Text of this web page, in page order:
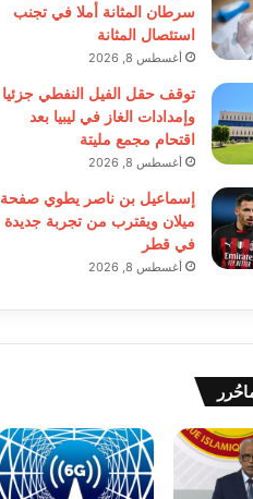
سرطان المثانة أملا في تجنب
استئصال المثانة
أغسطس 8, 2026
توقف حقل الفيل النفطي جزئيا
وإمدادات الغاز في ليبيا بعد
اقتحام مجمع مليتة
أغسطس 8, 2026
إسماعيل بن ناصر يطوي صفحة
ميلان ويقترب من تجربة جديدة
في قطر
أغسطس 8, 2026